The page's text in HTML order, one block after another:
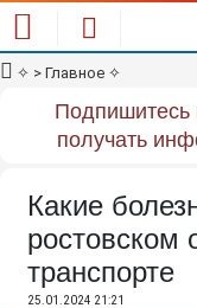
✧ > Главное ✧
Подпишитесь
получать
Какие
ростовском
транспорте
25.01.2024 21:21